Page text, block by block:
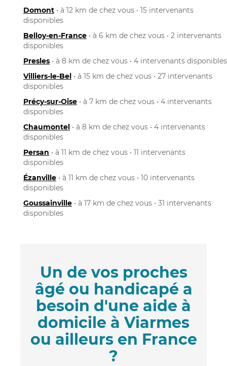
Domont • à 12 km de chez vous • 15 intervenants
disponibles
Belloy-en-France • à 6 km de chez vous • 2 intervenants
disponibles
Presles • à 8 km de chez vous • 4 intervenants disponibles
Villiers-le-Bel • à 15 km de chez vous • 27 intervenants
disponibles
Précy-sur-Oise • à 7 km de chez vous • 4 intervenants
disponibles
Chaumontel • à 8 km de chez vous • 4 intervenants
disponibles
Persan • à 11 km de chez vous • 11 intervenants
disponibles
Ézanville • à 11 km de chez vous • 10 intervenants
disponibles
Goussainville • à 17 km de chez vous • 31 intervenants
disponibles
Un de vos proches
âgé ou handicapé a
besoin d'une aide à
domicile à Viarmes
ou ailleurs en France
?